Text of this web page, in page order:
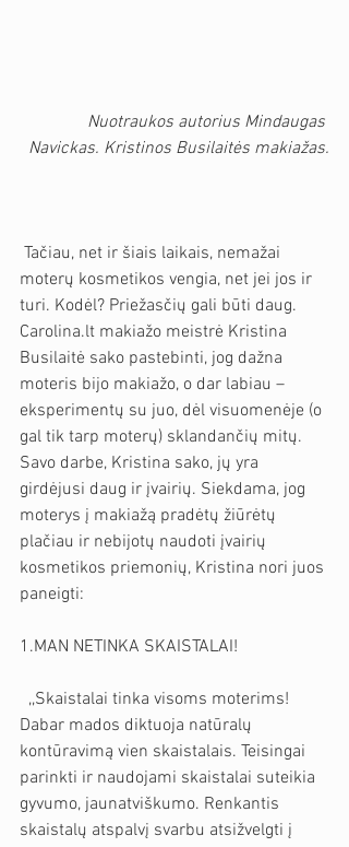
Nuotraukos autorius Mindaugas
Navickas. Kristinos Busilaitės makiažas.
moterų kosmetikos vengia, net jei jos ir
turi. Kodėl? Priežasčių gali būti daug.
Carolina.lt makiažo meistrė Kristina
Busilaitė sako pastebinti, jog dažna
moteris bijo makiažo, o dar labiau –
eksperimentų su juo, dėl visuomenėje (o
gal tik tarp moterų) sklandančių mitų.
Savo darbe, Kristina sako, jų yra
girdėjusi daug ir įvairių. Siekdama, jog
moterys į makiažą pradėtų žiūrėtų
plačiau ir nebijotų naudoti įvairių
kosmetikos priemonių, Kristina nori juos
paneigti:
1.MAN NETINKA SKAISTALAI!
Dabar mados diktuoja natūralų
kontūravimą vien skaistalais. Teisingai
parinkti ir naudojami skaistalai suteikia
gyvumo, jaunatviškumo. Renkantis
skaistalų atspalvį svarbu atsižvelgti į